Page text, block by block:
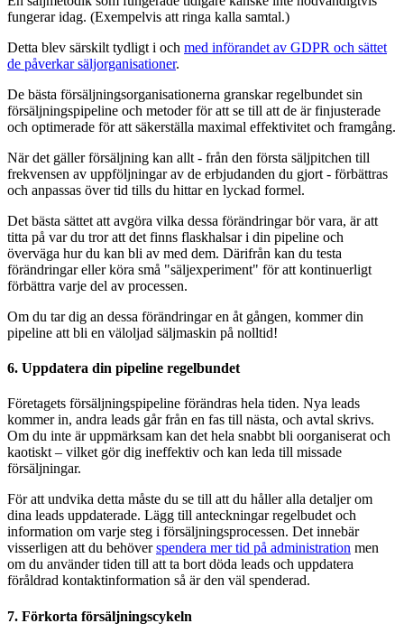
fungerar idag. (Exempelvis att ringa kalla samtal.)
Detta blev särskilt tydligt i och med införandet av GDPR och sättet
de påverkar säljorganisationer.
De bästa försäljningsorganisationerna granskar regelbundet sin
försäljningspipeline och metoder för att se till att de är finjusterade
och optimerade för att säkerställa maximal effektivitet och framgång.
När det gäller försäljning kan allt - från den första säljpitchen till
frekvensen av uppföljningar av de erbjudanden du gjort - förbättras
och anpassas över tid tills du hittar en lyckad formel.
Det bästa sättet att avgöra vilka dessa förändringar bör vara, är att
titta på var du tror att det finns flaskhalsar i din pipeline och
överväga hur du kan bli av med dem. Därifrån kan du testa
förändringar eller köra små "säljexperiment" för att kontinuerligt
förbättra varje del av processen.
Om du tar dig an dessa förändringar en åt gången, kommer din
pipeline att bli en väloljad säljmaskin på nolltid!
6. Uppdatera din pipeline regelbundet
Företagets försäljningspipeline förändras hela tiden. Nya leads
kommer in, andra leads går från en fas till nästa, och avtal skrivs.
Om du inte är uppmärksam kan det hela snabbt bli oorganiserat och
kaotiskt – vilket gör dig ineffektiv och kan leda till missade
försäljningar.
För att undvika detta måste du se till att du håller alla detaljer om
dina leads uppdaterade. Lägg till anteckningar regelbudet och
information om varje steg i försäljningsprocessen. Det innebär
visserligen att du behöverspendera mer tid på administration men
om du använder tiden till att ta bort döda leads och uppdatera
föråldrad kontaktinformation så är den väl spenderad.
7. Förkorta försäljningscykeln